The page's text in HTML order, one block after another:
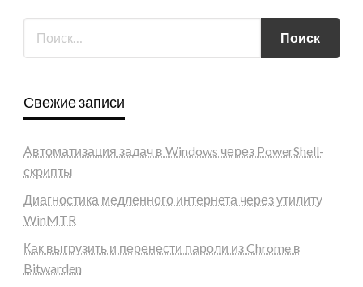
Свежие записи
Автоматизация задач в Windows через PowerShell-
скрипты
Диагностика медленного интернета через утилиту
WinMTR
Как выгрузить и перенести пароли из Chrome в
Bitwarden